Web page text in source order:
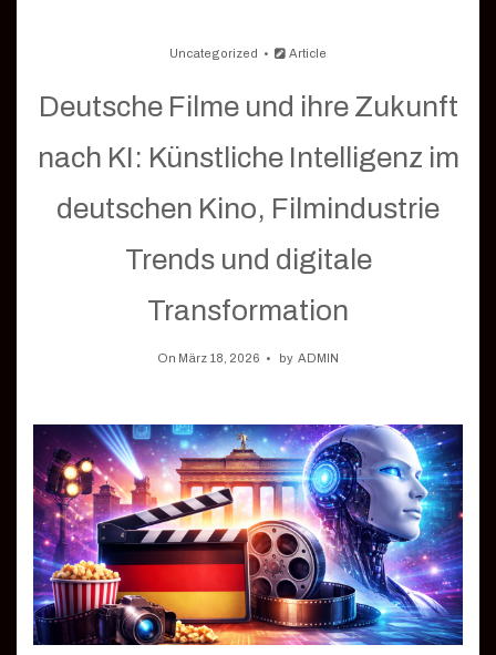
Uncategorized Article
Deutsche Filme und ihre Zukunft
nach KI: Künstliche Intelligenz im
deutschen Kino, Filmindustrie
Trends und digitale
Transformation
On März 18, 2026 by ADMIN